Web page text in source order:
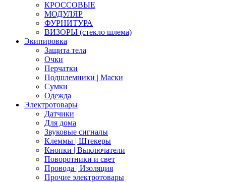
КРОССОВЫЕ
МОДУЛЯР
ФУРНИТУРА
ВИЗОРЫ (стекло шлема)
Экипировка
Защита тела
Очки
Перчатки
Подшлемники | Маски
Сумки
Одежда
Электротовары
Датчики
Для дома
Звуковые сигналы
Клеммы | Штекеры
Кнопки | Выключатели
Поворотники и свет
Провода | Изоляция
Прочие электротовары